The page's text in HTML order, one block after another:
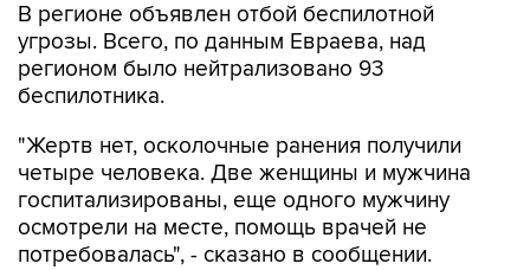
В регионе объявлен отбой беспилотной
угрозы. Всего, по данным Евраева, над
регионом было нейтрализовано 93
беспилотника.
"Жертв нет, осколочные ранения получили
четыре человека. Две женщины и мужчина
госпитализированы, еще одного мужчину
осмотрели на месте, помощь врачей не
потребовалась", - сказано в сообщении.